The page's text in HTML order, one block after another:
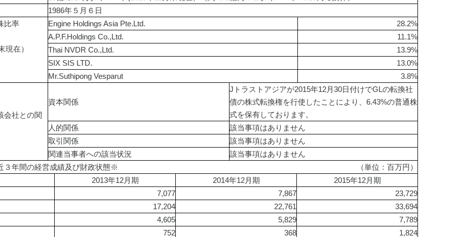
1986年５月６日
比率
現在）
Engine Holdings Asia Pte.Ltd.
28.2%
A.P.F.Holdings Co.,Ltd.
11.1%
Thai NVDR Co.,Ltd.
13.9%
SIX SIS LTD.
13.0%
Mr.Suthipong Vesparut
3.8%
会社との関
資本関係
Jトラストアジアが2015年12月30日付けでGLの転換社
債の株式転換権を行使したことにより、6.43%の普通株
式を保有しております。
人的関係
該当事項はありません
取引関係
該当事項はありません
関連当事者への該当状況
該当事項はありません
３年間の経営成績及び財政状態※
（単位：百万円）
2013年12月期
2014年12月期
2015年12月期
7,077 7,867
23,729
17,204 22,761
33,694
4,605 5,829
7,789
752 368 1,824